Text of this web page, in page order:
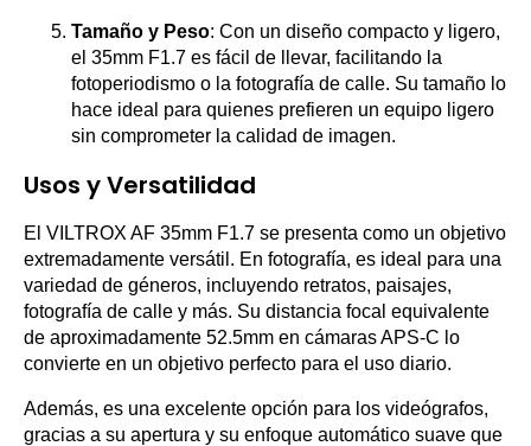
Tamaño y Peso: Con un diseño compacto y ligero,
el 35mm F1.7 es fácil de llevar, facilitando la
fotoperiodismo o la fotografía de calle. Su tamaño lo
hace ideal para quienes prefieren un equipo ligero
sin comprometer la calidad de imagen.
Usos y Versatilidad
El VILTROX AF 35mm F1.7 se presenta como un objetivo
extremadamente versátil. En fotografía, es ideal para una
variedad de géneros, incluyendo retratos, paisajes,
fotografía de calle y más. Su distancia focal equivalente
de aproximadamente 52.5mm en cámaras APS-C lo
convierte en un objetivo perfecto para el uso diario.
Además, es una excelente opción para los videógrafos,
gracias a su apertura y su enfoque automático suave que